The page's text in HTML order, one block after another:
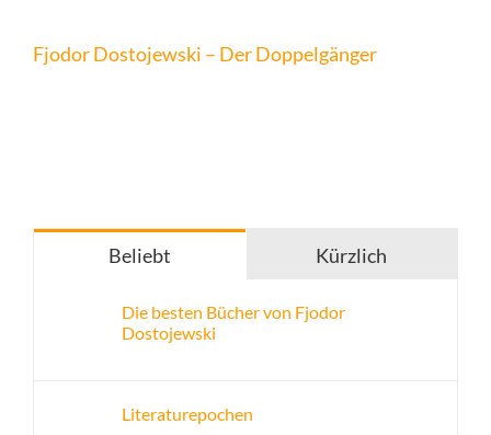
Fjodor Dostojewski – Der Doppelgänger
Beliebt Kürzlich
Die besten Bücher von Fjodor
Dostojewski
Literaturepochen